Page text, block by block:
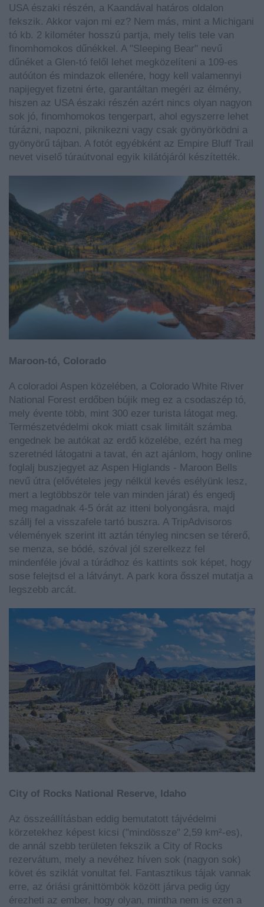
USA északi részén, a Kaandával határos oldalon
fekszik. Akkor vajon mi ez? Nem más, mint a Michigani
tó kb. 2 kilométer hosszú partja, mely telis tele van
finomhomokos dűnékkel. A "Sleeping Bear" nevű
dűnéket a Glen-tó felől lehet megközelíteni a 109-es
autóúton és mindazok ellenére, hogy kell valamennyi
napijegyet fizetni érte, garantáltan megéri az élmény,
hiszen az USA északi részén azért nincs olyan nagyon
sok jó, finomhomokos tengerpart, ahol egyszerre lehet
túrázni, napozni, piknikezni vagy csak gyönyörködni a
gyönyörű tájban. A fotót egyébként az Empire Bluff Trail
nevet viselő túraútvonal egyik kilátójáról készítették.
Maroon-tó, Colorado
A coloradoi Aspen közelében, a Colorado White River
National Forest erdőben bújik meg ez a csodaszép tó,
mely évente több, mint 300 ezer turista látogat meg.
Természetvédelmi okok miatt csak limitált számba
engednek be autókat az erdő közelébe, ezért ha meg
szeretnéd látogatni a tavat, én azt ajánlom, hogy online
foglalj buszjegyet az Aspen Higlands - Maroon Bells
nevű útra (elővételes jegy nélkül kevés esélyünk lesz,
mert a legtöbbször tele van minden járat) és engedj
meg magadnak 4-5 órát az itteni bolyongásra, majd
szállj fel a visszafele tartó buszra. A TripAdvisoros
vélemények szerint itt aztán tényleg nincsen se térerő,
se menza, se bódé, szóval jól szerelkezz fel
mindenféle jóval a túrádhoz és kattints sok képet, hogy
sose felejtsd el a látványt. A park kora ősszel mutatja a
legszebb arcát.
City of Rocks National Reserve, Idaho
Az összeállításban eddig bemutatott tájvédelmi
körzetekhez képest kicsi ("mindössze" 2,59 km²-es),
de annál szebb területen fekszik a City of Rocks
rezervátum, mely a nevéhez híven sok (nagyon sok)
követ és sziklát vonultat fel. Fantasztikus tájak vannak
erre, az óriási gránittömbök között járva pedig úgy
érezheti az ember, hogy olyan, mintha nem is ezen a